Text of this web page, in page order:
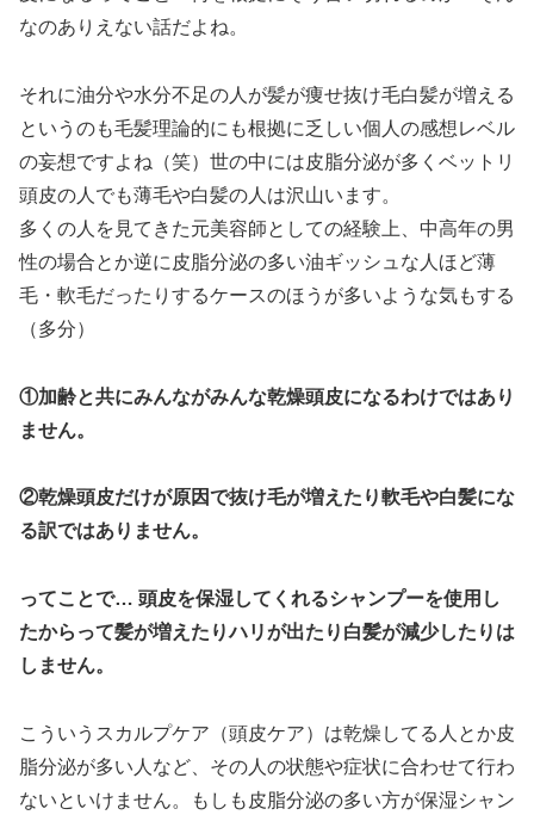
なのありえない話だよね。
それに油分や水分不足の人が髪が痩せ抜け毛白髪が増える
というのも毛髪理論的にも根拠に乏しい個人の感想レベル
の妄想ですよね（笑）世の中には皮脂分泌が多くベットリ
頭皮の人でも薄毛や白髪の人は沢山います。
多くの人を見てきた元美容師としての経験上、中高年の男
性の場合とか逆に皮脂分泌の多い油ギッシュな人ほど薄
毛・軟毛だったりするケースのほうが多いような気もする
（多分）
①加齢と共にみんながみんな乾燥頭皮になるわけではあり
ません。
②乾燥頭皮だけが原因で抜け毛が増えたり軟毛や白髪にな
る訳ではありません。
ってことで… 頭皮を保湿してくれるシャンプーを使用し
たからって髪が増えたりハリが出たり白髪が減少したりは
しません。
こういうスカルプケア（頭皮ケア）は乾燥してる人とか皮
脂分泌が多い人など、その人の状態や症状に合わせて行わ
ないといけません。もしも皮脂分泌の多い方が保湿シャン